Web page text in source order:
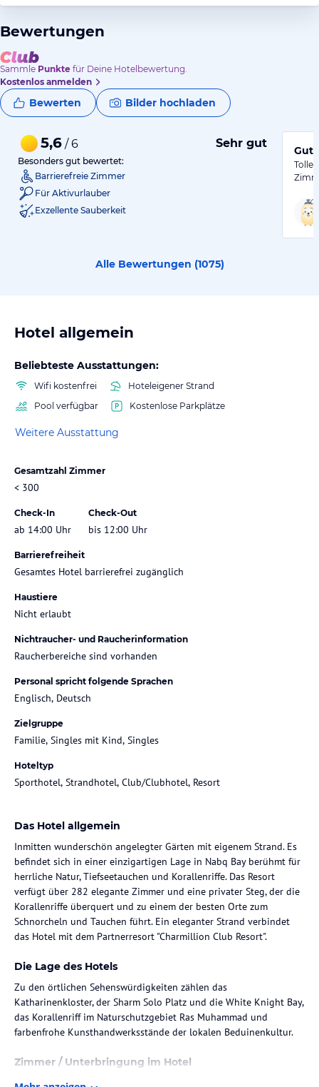
Bewertungen
Sammle Punkte für Deine Hotelbewertung.
Kostenlos anmelden
Bewerten Bilder hochladen
5,6 / 6 Sehr gut
Besonders gut bewertet:
Barrierefreie Zimmer
Für Aktivurlauber
Exzellente Sauberkeit
Alle Bewertungen (1075)
Hotel allgemein
Beliebteste Ausstattungen:
Wifi kostenfrei
Hoteleigener Strand
Pool verfügbar
Kostenlose Parkplätze
Weitere Ausstattung
Gesamtzahl Zimmer
< 300
Check-In
ab 14:00 Uhr
Check-Out
bis 12:00 Uhr
Barrierefreiheit
Gesamtes Hotel barrierefrei zugänglich
Haustiere
Nicht erlaubt
Nichtraucher- und Raucherinformation
Raucherbereiche sind vorhanden
Personal spricht folgende Sprachen
Englisch, Deutsch
Zielgruppe
Familie, Singles mit Kind, Singles
Hoteltyp
Sporthotel, Strandhotel, Club/Clubhotel, Resort
Das Hotel allgemein
Inmitten wunderschön angelegter Gärten mit eigenem Strand. Es
befindet sich in einer einzigartigen Lage in Nabq Bay berühmt für
herrliche Natur, Tiefseetauchen und Korallenriffe. Das Resort
verfügt über 282 elegante Zimmer und eine privater Steg, der die
Korallenriffe überquert und zu einem der besten Orte zum
Schnorcheln und Tauchen führt. Ein eleganter Strand verbindet
das Hotel mit dem Partnerresort "Charmillion Club Resort".
Die Lage des Hotels
Zu den örtlichen Sehenswürdigkeiten zählen das
Katharinenkloster, der Sharm Solo Platz und die White Knight Bay,
das Korallenriff im Naturschutzgebiet Ras Muhammad und
farbenfrohe Kunsthandwerksstände der lokalen Beduinenkultur.
Zimmer / Unterbringung im Hotel
Standardzimmer